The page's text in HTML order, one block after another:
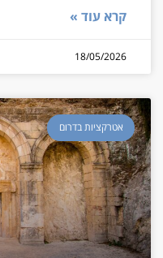
קרא עוד »
18/05/2026
אטרקציות בדרום